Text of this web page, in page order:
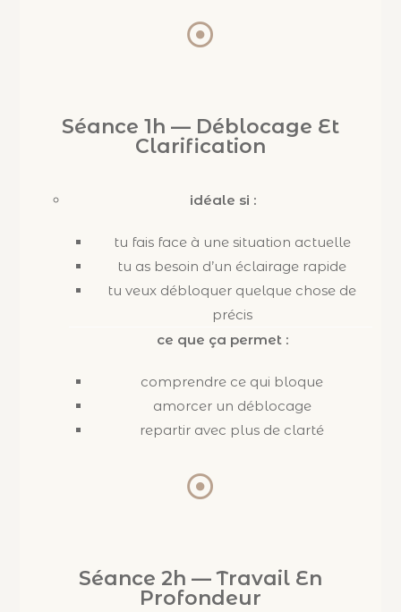
Séance 1h — Déblocage Et
Clarification
idéale si :
tu fais face à une situation actuelle
tu as besoin d’un éclairage rapide
tu veux débloquer quelque chose de
précis
ce que ça permet :
comprendre ce qui bloque
amorcer un déblocage
repartir avec plus de clarté
Séance 2h — Travail En
Profondeur